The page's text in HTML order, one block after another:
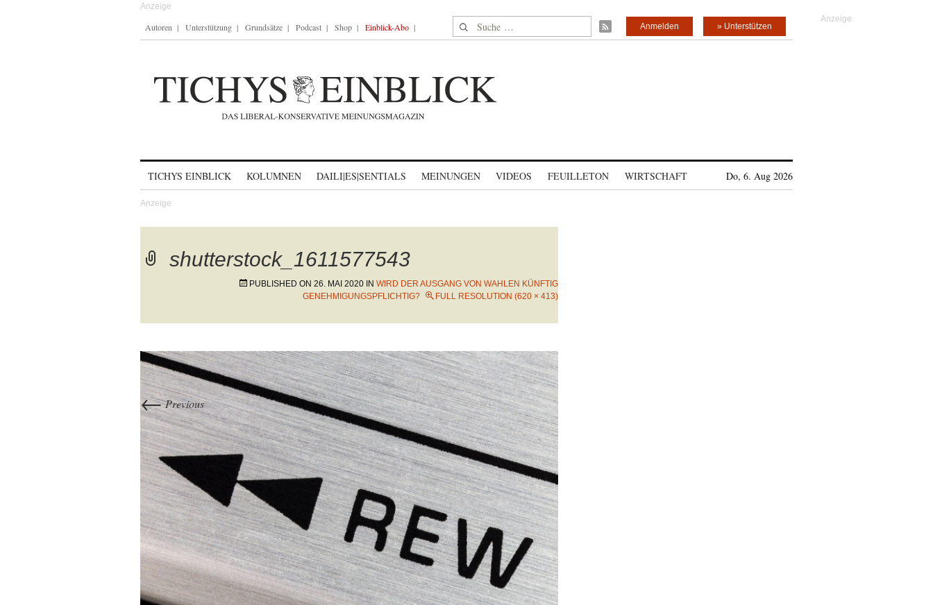
Autoren Unterstützung Grundsätze Podcast Shop Einblick-Abo Suche nach: » Unterstützen
Anmelden
TICHYS EINBLICK KOLUMNEN DAILI|ES|SENTIALS MEINUNGEN VIDEOS FEUILLETON WIRTSCHAFT Do, 6. Aug 2026
shutterstock_1611577543
PUBLISHED ON 26. MAI 2020 IN WIRD DER AUSGANG VON WAHLEN KÜNFTIG
GENEHMIGUNGSPFLICHTIG?
FULL RESOLUTION (620 × 413)
←Previous